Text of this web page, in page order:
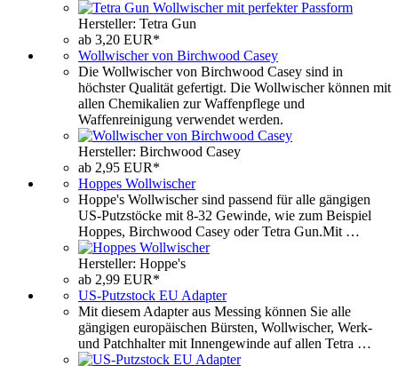
Hersteller: Tetra Gun
ab 3,20 EUR*
Wollwischer von Birchwood Casey
Die Wollwischer von Birchwood Casey sind in
höchster Qualität gefertigt. Die Wollwischer können mit
allen Chemikalien zur Waffenpflege und
Waffenreinigung verwendet werden.
Hersteller: Birchwood Casey
ab 2,95 EUR*
Hoppes Wollwischer
Hoppe's Wollwischer sind passend für alle gängigen
US-Putzstöcke mit 8-32 Gewinde, wie zum Beispiel
Hoppes, Birchwood Casey oder Tetra Gun.Mit …
Hersteller: Hoppe's
ab 2,99 EUR*
US-Putzstock EU Adapter
Mit diesem Adapter aus Messing können Sie alle
gängigen europäischen Bürsten, Wollwischer, Werk-
und Patchhalter mit Innengewinde auf allen Tetra …